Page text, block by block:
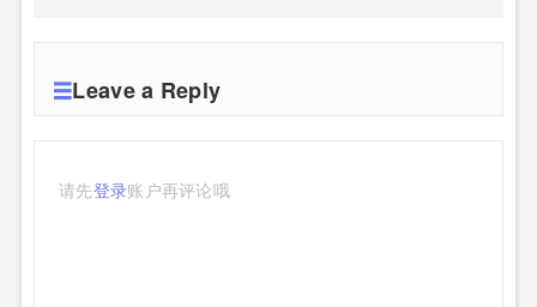
Leave a Reply
请先登录账户再评论哦